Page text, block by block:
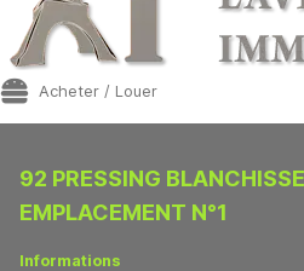
Acheter / Louer
92 PRESSING
EMPLACEMENT N°1
Informations